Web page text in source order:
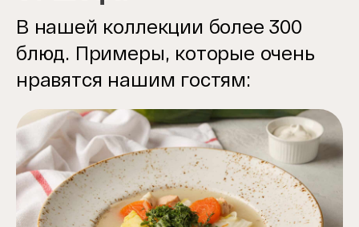
В нашей коллекции более 300
блюд. Примеры, которые очень
нравятся нашим гостям: